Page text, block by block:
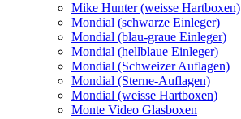
Mike Hunter (weisse Hartboxen)
Mondial (schwarze Einleger)
Mondial (blau-graue Einleger)
Mondial (hellblaue Einleger)
Mondial (Schweizer Auflagen)
Mondial (Sterne-Auflagen)
Mondial (weisse Hartboxen)
Monte Video Glasboxen